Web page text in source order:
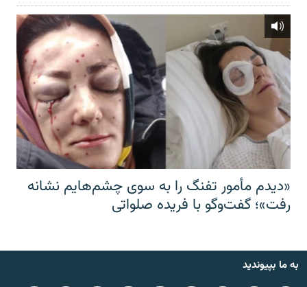
«دیدم مأمور تفنگ را به سوی چشم‌هایم نشانه
رفت»؛ گفت‌و‌گو با فریده صلواتی
به ما بپیوندید